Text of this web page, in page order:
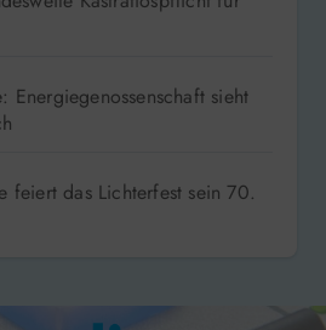
Energiegenossenschaft sieht
feiert das Lichterfest sein 70.